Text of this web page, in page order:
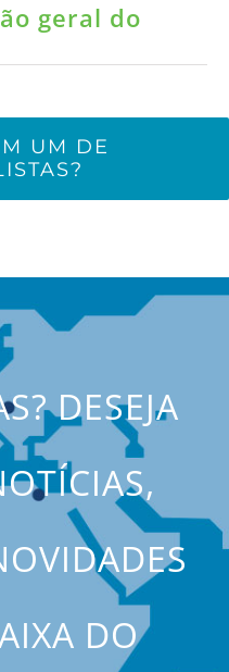
geral do
UM DE
DESEJA
DO